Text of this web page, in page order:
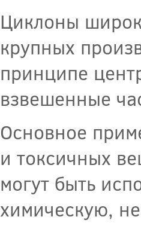
Циклоны
крупных
принципе
взвешенные
Основное
и токсичных
могут быть
химическую,